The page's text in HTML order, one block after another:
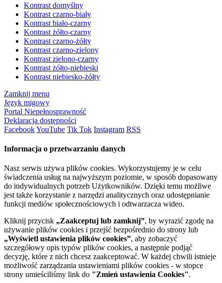
Kontrast domyślny
Kontrast czarno-biały
Kontrast biało-czarny
Kontrast żółto-czarny
Kontrast czarno-żółty
Kontrast czarno-zielony
Kontrast zielono-czarny
Kontrast żółto-niebieski
Kontrast niebiesko-żółty
Zamknij menu
Język migowy
Portal Niepełnosprawność
Deklaracja dostępności
FacebookYouTube Tik Tok Instagram RSS
Informacja o przetwarzaniu danych
Nasz serwis używa plików cookies. Wykorzystujemy je w celu
świadczenia usług na najwyższym poziomie, w sposób dopasowany
do indywidualnych potrzeb Użytkowników. Dzięki temu możliwe
jest także korzystanie z narzędzi analitycznych oraz udostępnianie
funkcji mediów społecznościowych i odtwarzacza wideo.
Kliknij przycisk „Zaakceptuj lub zamknij”, by wyrazić zgodę na
używanie plików cookies i przejść bezpośrednio do strony lub
„Wyświetl ustawienia plików cookies”, aby zobaczyć
szczegółowy opis typów plików cookies, a następnie podjąć
decyzję, które z nich chcesz zaakceptować. W każdej chwili istnieje
możliwość zarządzania ustawieniami plików cookies - w stopce
strony umieściliśmy link do "Zmień ustawienia Cookies".